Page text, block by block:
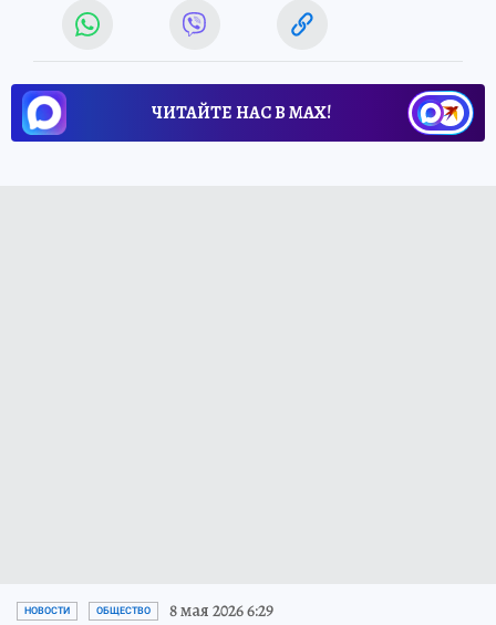
ЧИТАЙТЕ НАС В МАХ!
НОВОСТИ ОБЩЕСТВО 8 мая 2026 6:29